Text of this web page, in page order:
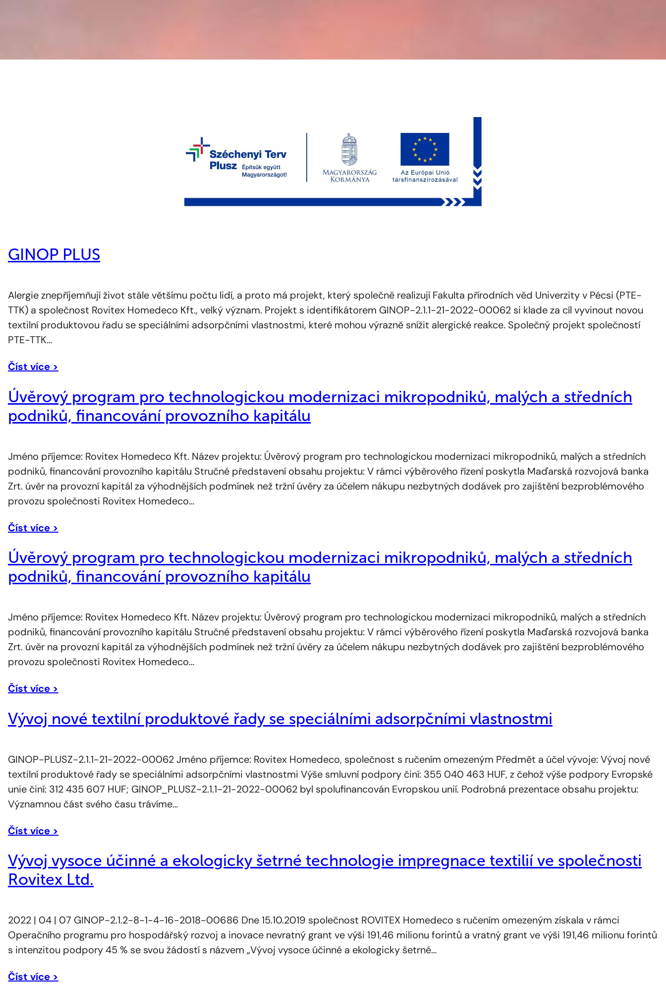
GINOP PLUS
Alergie znepříjemňují život stále většímu počtu lidí, a proto má projekt, který společně realizují Fakulta přírodních věd Univerzity v Pécsi (PTE-
TTK) a společnost Rovitex Homedeco Kft., velký význam. Projekt s identifikátorem GINOP-2.1.1-21-2022-00062 si klade za cíl vyvinout novou
textilní produktovou řadu se speciálními adsorpčními vlastnostmi, které mohou výrazně snížit alergické reakce. Společný projekt společností
PTE-TTK…
Číst více >
Úvěrový program pro technologickou modernizaci mikropodniků, malých a středních
podniků, financování provozního kapitálu
Jméno příjemce: Rovitex Homedeco Kft. Název projektu: Úvěrový program pro technologickou modernizaci mikropodniků, malých a středních
podniků, financování provozního kapitálu Stručné představení obsahu projektu: V rámci výběrového řízení poskytla Maďarská rozvojová banka
Zrt. úvěr na provozní kapitál za výhodnějších podmínek než tržní úvěry za účelem nákupu nezbytných dodávek pro zajištění bezproblémového
provozu společnosti Rovitex Homedeco…
Číst více >
Úvěrový program pro technologickou modernizaci mikropodniků, malých a středních
podniků, financování provozního kapitálu
Jméno příjemce: Rovitex Homedeco Kft. Název projektu: Úvěrový program pro technologickou modernizaci mikropodniků, malých a středních
podniků, financování provozního kapitálu Stručné představení obsahu projektu: V rámci výběrového řízení poskytla Maďarská rozvojová banka
Zrt. úvěr na provozní kapitál za výhodnějších podmínek než tržní úvěry za účelem nákupu nezbytných dodávek pro zajištění bezproblémového
provozu společnosti Rovitex Homedeco…
Číst více >
Vývoj nové textilní produktové řady se speciálními adsorpčními vlastnostmi
GINOP-PLUSZ-2.1.1-21-2022-00062 Jméno příjemce: Rovitex Homedeco, společnost s ručením omezeným Předmět a účel vývoje: Vývoj nové
textilní produktové řady se speciálními adsorpčními vlastnostmi Výše smluvní podpory činí: 355 040 463 HUF, z čehož výše podpory Evropské
unie činí: 312 435 607 HUF; GINOP_PLUSZ-2.1.1-21-2022-00062 byl spolufinancován Evropskou unií. Podrobná prezentace obsahu projektu:
Významnou část svého času trávíme…
Číst více >
Vývoj vysoce účinné a ekologicky šetrné technologie impregnace textilií ve společnosti
Rovitex Ltd.
2022 | 04 | 07 GINOP-2.1.2-8-1-4-16-2018-00686 Dne 15.10.2019 společnost ROVITEX Homedeco s ručením omezeným získala v rámci
Operačního programu pro hospodářský rozvoj a inovace nevratný grant ve výši 191,46 milionu forintů a vratný grant ve výši 191,46 milionu forintů
s intenzitou podpory 45 % se svou žádostí s názvem „Vývoj vysoce účinné a ekologicky šetrné…
Číst více >